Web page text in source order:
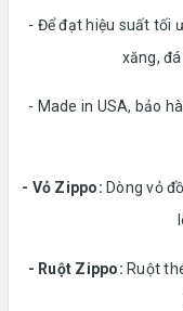
- Để đạt hiệu suất tối
xăng,
- Made in USA, bảo
- Vỏ Zippo: Dòng vỏ
- Ruột Zippo: Ruột